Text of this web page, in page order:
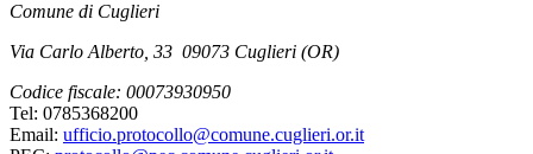
Comune di Cuglieri
Via Carlo Alberto, 33 09073 Cuglieri (OR)
Codice fiscale: 00073930950
Tel: 0785368200
Email: ufficio.protocollo@comune.cuglieri.or.it